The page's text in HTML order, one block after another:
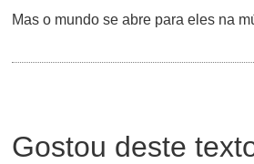
Mas o mundo se abre para eles na
Gostou deste